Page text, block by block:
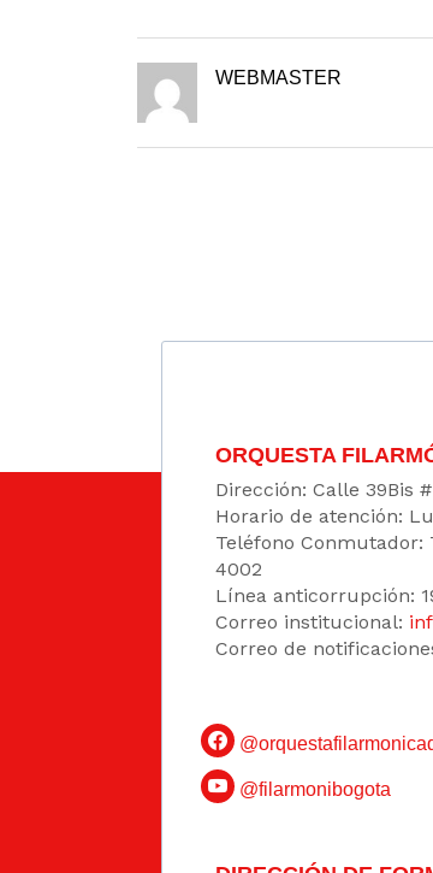
WEBMASTER
ORQUESTA
Dirección: Calle 39Bis
Horario de atención:
Teléfono Conmutador:
4002
Línea anticorrupción:
Correo institucional:
Correo de
@filarmonibogota